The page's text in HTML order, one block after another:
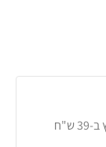
שליח עד הבית לכל רחבי הארץ ב-39 ש"ח